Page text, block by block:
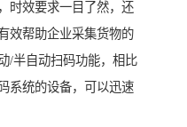
时效要求一目了然，还
效帮助企业采集货物的
/半自动扫码功能，相比
系统的设备，可以迅速